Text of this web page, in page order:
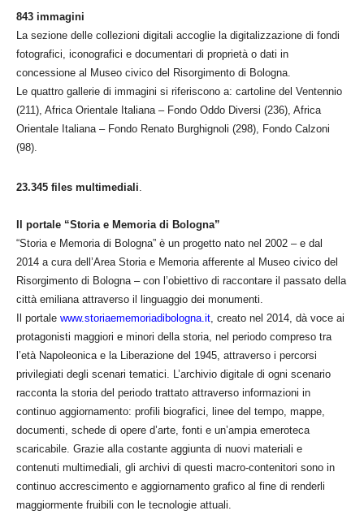
843 immagini
La sezione delle collezioni digitali accoglie la digitalizzazione di fondi
fotografici, iconografici e documentari di proprietà o dati in
concessione al Museo civico del Risorgimento di Bologna.
Le quattro gallerie di immagini si riferiscono a: cartoline del Ventennio
(211), Africa Orientale Italiana – Fondo Oddo Diversi (236), Africa
Orientale Italiana – Fondo Renato Burghignoli (298), Fondo Calzoni
(98).
23.345 files multimediali.
Il portale “Storia e Memoria di Bologna”
“Storia e Memoria di Bologna” è un progetto nato nel 2002 – e dal
2014 a cura dell’Area Storia e Memoria afferente al Museo civico del
Risorgimento di Bologna – con l’obiettivo di raccontare il passato della
città emiliana attraverso il linguaggio dei monumenti.
Il portale www.storiaememoriadibologna.it, creato nel 2014, dà voce ai
protagonisti maggiori e minori della storia, nel periodo compreso tra
l’età Napoleonica e la Liberazione del 1945, attraverso i percorsi
privilegiati degli scenari tematici. L’archivio digitale di ogni scenario
racconta la storia del periodo trattato attraverso informazioni in
continuo aggiornamento: profili biografici, linee del tempo, mappe,
documenti, schede di opere d’arte, fonti e un’ampia emeroteca
scaricabile. Grazie alla costante aggiunta di nuovi materiali e
contenuti multimediali, gli archivi di questi macro-contenitori sono in
continuo accrescimento e aggiornamento grafico al fine di renderli
maggiormente fruibili con le tecnologie attuali.